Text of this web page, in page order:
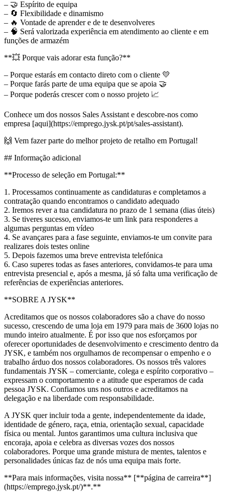
– 🤝 Espírito de equipa
– 🔄 Flexibilidade e dinamismo
– 🔥 Vontade de aprender e de te desenvolveres
– 🧠 Será valorizada experiência em atendimento ao cliente e em
funções de armazém
**💥 Porque vais adorar esta função?**
– Porque estarás em contacto direto com o cliente 💛
– Porque farás parte de uma equipa que se apoia 🤝
– Porque poderás crescer com o nosso projeto 📈
Conhece um dos nossos Sales Assistant e descobre-nos como
empresa [aqui](https://emprego.jysk.pt/pt/sales-assistant).
🙌 Vem fazer parte do melhor projeto de retalho em Portugal!
## Informação adicional
**Processo de seleção em Portugal:**
1. Processamos continuamente as candidaturas e completamos a
contratação quando encontramos o candidato adequado
2. Iremos rever a tua candidatura no prazo de 1 semana (dias úteis)
3. Se tiveres sucesso, enviamos-te um link para responderes a
algumas perguntas em vídeo
4. Se avançares para a fase seguinte, enviamos-te um convite para
realizares dois testes online
5. Depois fazemos uma breve entrevista telefónica
6. Caso superes todas as fases anteriores, convidamos-te para uma
entrevista presencial e, após a mesma, já só falta uma verificação de
referências de experiências anteriores.
**SOBRE A JYSK**
Acreditamos que os nossos colaboradores são a chave do nosso
sucesso, crescendo de uma loja em 1979 para mais de 3600 lojas no
mundo inteiro atualmente. É por isso que nos esforçamos por
oferecer oportunidades de desenvolvimento e crescimento dentro da
JYSK, e também nos orgulhamos de recompensar o empenho e o
trabalho árduo dos nossos colaboradores. Os nossos três valores
fundamentais JYSK – comerciante, colega e espírito corporativo –
expressam o comportamento e a atitude que esperamos de cada
pessoa JYSK. Confiamos uns nos outros e acreditamos na
delegação e na liberdade com responsabilidade.
A JYSK quer incluir toda a gente, independentemente da idade,
identidade de género, raça, etnia, orientação sexual, capacidade
física ou mental. Juntos garantimos uma cultura inclusiva que
encoraja, apoia e celebra as diversas vozes dos nossos
colaboradores. Porque uma grande mistura de mentes, talentos e
personalidades únicas faz de nós uma equipa mais forte.
**Para mais informações, visita nossa** [**página de carreira**]
(https://emprego.jysk.pt/)**.**